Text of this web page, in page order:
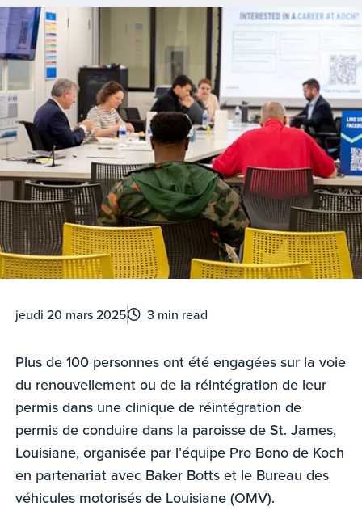
jeudi 20 mars 2025 3 min read
Plus de 100 personnes ont été engagées sur la voie
du renouvellement ou de la réintégration de leur
permis dans une clinique de réintégration de
permis de conduire dans la paroisse de St. James,
Louisiane, organisée par l’équipe Pro Bono de Koch
en partenariat avec Baker Botts et le Bureau des
véhicules motorisés de Louisiane (OMV).